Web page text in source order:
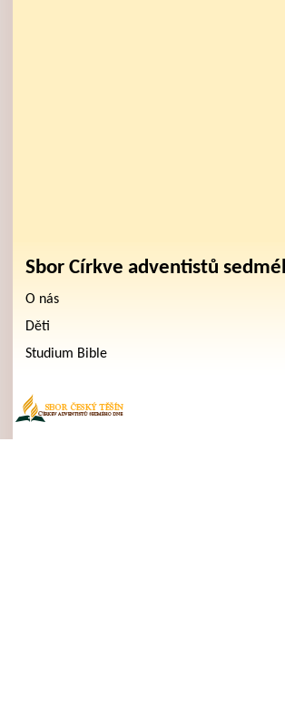
Sbor Církve adventistů
O nás
Děti
Studium Bible